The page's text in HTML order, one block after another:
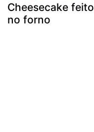
Cheesecake feito
no forno